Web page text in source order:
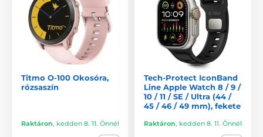
Titmo O-100 Okosóra,
rózsaszín
Raktáron, kedden 8. 11. Önnél
Tech-Protect IconBand
Line Apple Watch 8 / 9 /
10 / 11 / SE / Ultra (44 /
45 / 46 / 49 mm), fekete
Raktáron, kedden 8. 11. Önnél